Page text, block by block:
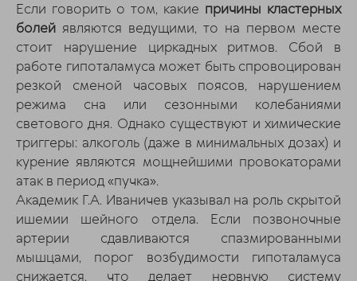
Если говорить о том, какие причины кластерных
болей являются ведущими, то на первом месте
стоит нарушение циркадных ритмов. Сбой в
работе гипоталамуса может быть спровоцирован
резкой сменой часовых поясов, нарушением
режима сна или сезонными колебаниями
светового дня. Однако существуют и химические
триггеры: алкоголь (даже в минимальных дозах) и
курение являются мощнейшими провокаторами
атак в период «пучка».
Академик Г.А. Иваничев указывал на роль скрытой
ишемии шейного отдела. Если позвоночные
артерии сдавливаются спазмированными
мышцами, порог возбудимости гипоталамуса
снижается, что делает нервную систему